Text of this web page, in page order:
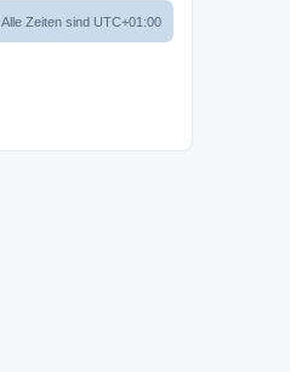
Alle Zeiten sind UTC+01:00